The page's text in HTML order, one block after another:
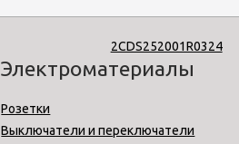
Электроматериалы
Розетки
Выключатели и переключатели